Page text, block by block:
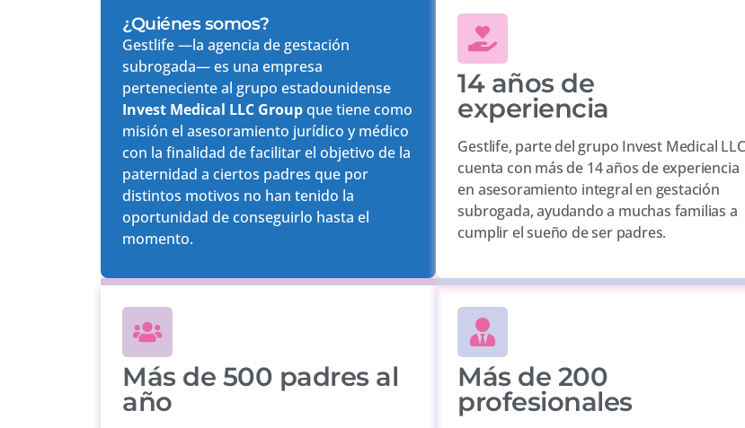
¿Quiénes somos?
Gestlife —la agencia de gestación
subrogada— es una empresa
perteneciente al grupo estadounidense
Invest Medical LLC Groupque tiene como
misión el asesoramiento jurídico y médico
con la finalidad de facilitar el objetivo de la
paternidad a ciertos padres que por
distintos motivos no han tenido la
oportunidad de conseguirlo hasta el
momento.
14 años de
experiencia
Gestlife, parte del grupo Invest Medical
cuenta con más de 14 años de experiencia
en asesoramiento integral en gestación
subrogada, ayudando a muchas familias a
cumplir el sueño de ser padres.
Más de 500 padres al
año
Más de 200
profesionales